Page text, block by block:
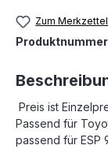
Zum
Preis ist
Passend für
passend für ESP